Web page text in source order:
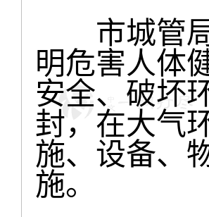
市城管局
明危害人体
安全、破坏
封，在大气
施、设备、
施。